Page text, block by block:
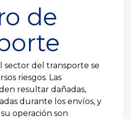
de
sector del transporte se
riesgos. Las
resultar dañadas,
durante los envíos, y
operación son